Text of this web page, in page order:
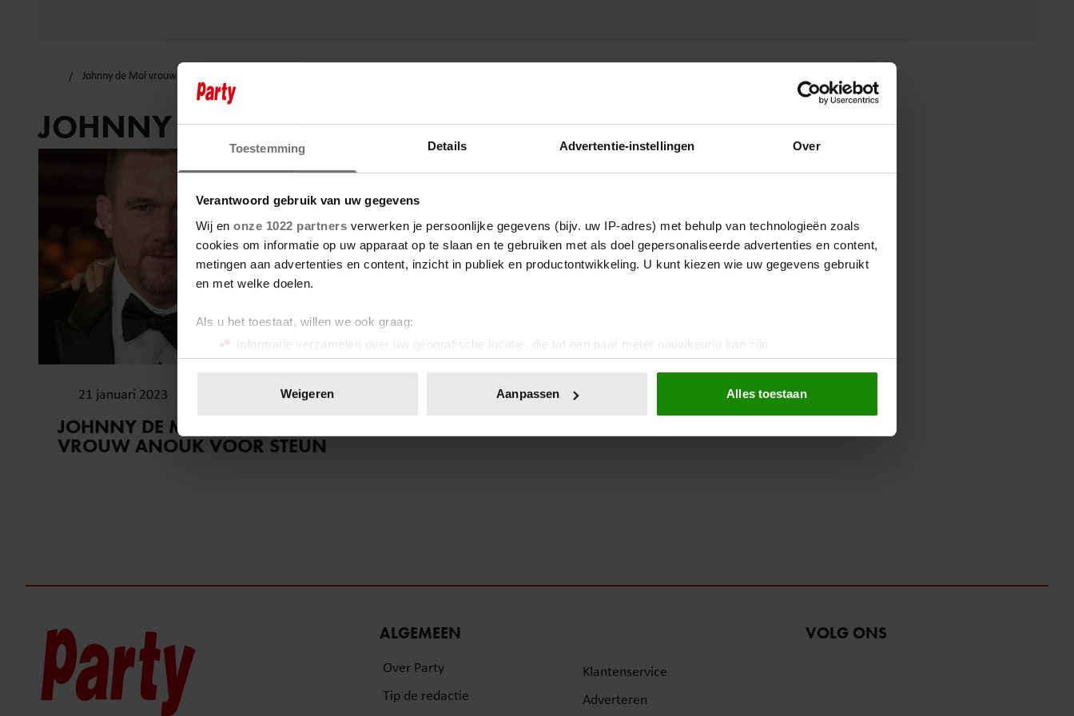
Toestemming Details Advertentie-instellingen Over
Verantwoord gebruik van uw gegevens
Wij en onze 1022 partners verwerken je persoonlijke gegevens (bijv. uw IP-adres) met behulp van technologieën zoals
cookies om informatie op uw apparaat op te slaan en te gebruiken met als doel gepersonaliseerde advertenties en content,
metingen aan advertenties en content, inzicht in publiek en productontwikkeling. U kunt kiezen wie uw gegevens gebruikt
en met welke doelen.
Als u het toestaat, willen we ook graag:
Informatie verzamelen over uw geografische locatie, die tot een paar meter nauwkeurig kan zijn
Uw apparaat identificeren door het actief te scannen op specifieke eigenschappen (fingerprinting)
toestemming op elk moment wijzigen of intrekken in de Cookieverklaring.
We gebruiken cookies om content en advertenties te personaliseren, om functies voor social media te bieden en om ons
Weigeren Aanpassen Alles toestaan
Johnny de Mol vrouw anouk
JOHNNY DE MOL VROUW ANOUK
21 januari 2023
JOHNNY DE MOL BEDANKT
VROUW ANOUK VOOR STEUN
ALGEMEEN
Over Party
Tip de redactie
Klantenservice
Adverteren
VOLG ONS